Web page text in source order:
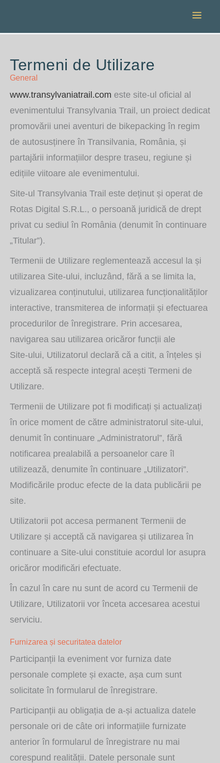
Termeni de Utilizare
General
www.transylvaniatrail.com este site-ul oficial al
evenimentului Transylvania Trail, un proiect dedicat
promovării unei aventuri de bikepacking în regim
de autosusținere în Transilvania, România, și
partajării informațiilor despre traseu, regiune și
edițiile viitoare ale evenimentului.
Site-ul Transylvania Trail este deținut și operat de
Rotas Digital S.R.L., o persoană juridică de drept
privat cu sediul în România (denumit în continuare
„Titular”).
Termenii de Utilizare reglementează accesul la și
utilizarea Site‑ului, incluzând, fără a se limita la,
vizualizarea conținutului, utilizarea funcționalităților
interactive, transmiterea de informații și efectuarea
procedurilor de înregistrare. Prin accesarea,
navigarea sau utilizarea oricăror funcții ale
Site‑ului, Utilizatorul declară că a citit, a înțeles și
acceptă să respecte integral acești Termeni de
Utilizare.
Termenii de Utilizare pot fi modificați și actualizați
în orice moment de către administratorul site-ului,
denumit în continuare „Administratorul”, fără
notificarea prealabilă a persoanelor care îl
utilizează, denumite în continuare „Utilizatori”.
Modificările produc efecte de la data publicării pe
site.
Utilizatorii pot accesa permanent Termenii de
Utilizare și acceptă că navigarea și utilizarea în
continuare a Site‑ului constituie acordul lor asupra
oricăror modificări efectuate.
În cazul în care nu sunt de acord cu Termenii de
Utilizare, Utilizatorii vor înceta accesarea acestui
serviciu.
Furnizarea și securitatea datelor
Participanții la eveniment vor furniza date
personale complete și exacte, așa cum sunt
solicitate în formularul de înregistrare.
Participanții au obligația de a-și actualiza datele
personale ori de câte ori informațiile furnizate
anterior în formularul de înregistrare nu mai
corespund realității. Datele personale sunt